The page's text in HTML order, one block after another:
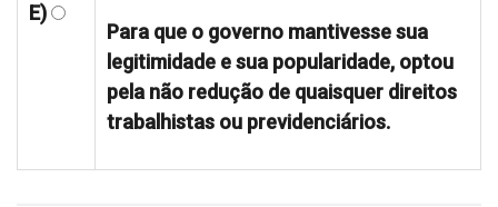
E)
Para que o governo mantivesse sua
legitimidade e sua popularidade, optou
pela não redução de quaisquer direitos
trabalhistas ou previdenciários.